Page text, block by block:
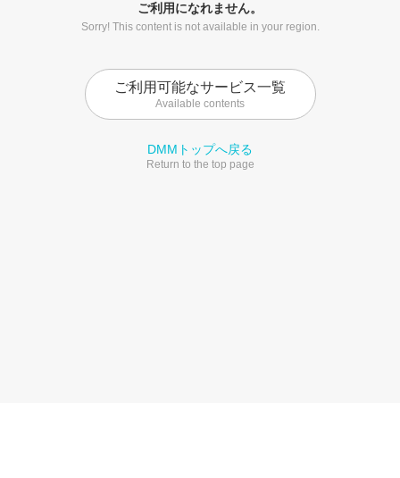
ご利用になれません。
Sorry! This content is not available in your region.
ご利用可能なサービス一覧
Available contents
DMMトップへ戻る
Return to the top page